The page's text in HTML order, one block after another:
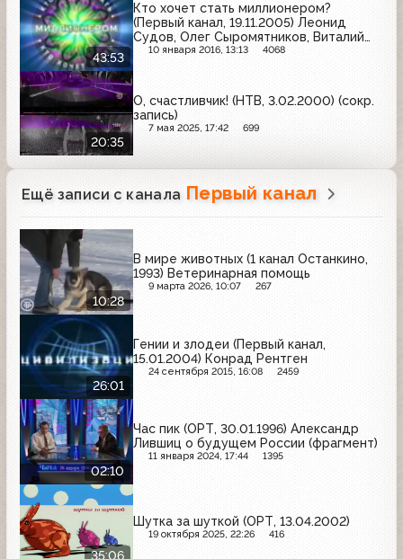
43:53
Кто хочет стать миллионером?
(Первый канал, 19.11.2005) Леонид
Судов, Олег Сыромятников, Виталий
Ермолаев, Дмитрий Поветкин
10 января 2016, 13:13 4068
20:35
О, счастливчик! (НТВ, 3.02.2000) (сокр.
запись)
7 мая 2025, 17:42 699
Ещё записи с канала Первый канал
10:28
В мире животных (1 канал Останкино,
1993) Ветеринарная помощь
9 марта 2026, 10:07 267
26:01
Гении и злодеи (Первый канал,
15.01.2004) Конрад Рентген
24 сентября 2015, 16:08 2459
02:10
Час пик (ОРТ, 30.01.1996) Александр
Лившиц о будущем России (фрагмент)
11 января 2024, 17:44 1395
35:06
Шутка за шуткой (ОРТ, 13.04.2002)
19 октября 2025, 22:26 416